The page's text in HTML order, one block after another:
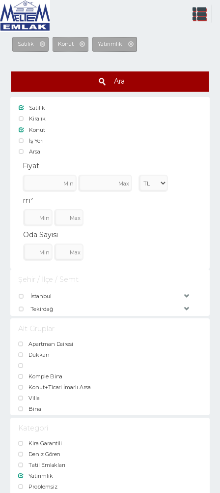
Satılık Konut Yatırımlık
Ara
Satılık
Kiralık
Konut
İş Yeri
Arsa
Fiyat
m²
Oda Sayısı
Şehir / İlçe / Semt
İstanbul
Tekirdağ
Alt Gruplar
Apartman Dairesi
Dükkan
Komple Bina
Konut+Ticari İmarlı Arsa
Villa
Bina
Kategori
Kira Garantili
Deniz Gören
Tatil Emlakları
Yatırımlık
Problemsiz